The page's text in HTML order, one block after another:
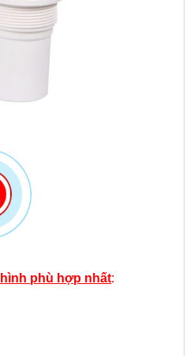
phù hợp nhất: